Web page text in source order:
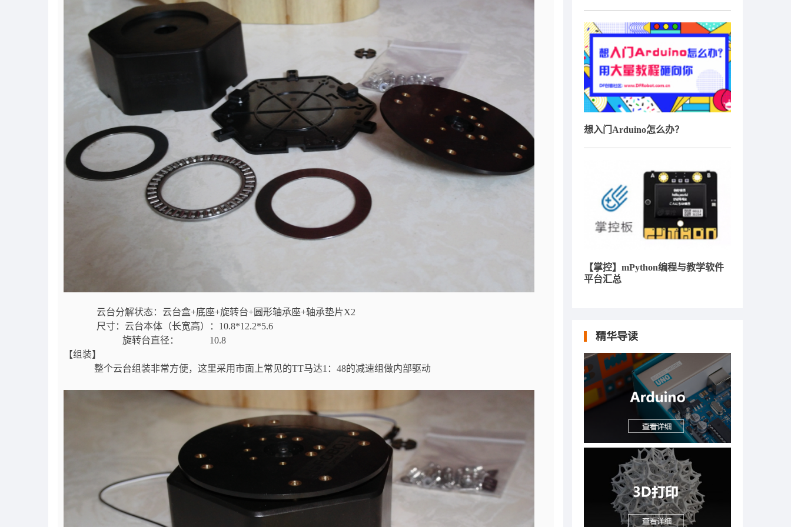
云台分解状态：云台盒+底座+旋转台+圆形轴承座+轴承垫片X2
尺寸：云台本体（长宽高）：10.8*12.2*5.6
旋转台直径： 10.8
【组装】
整个云台组装非常方便，这里采用市面上常见的TT马达1：48的减速组做内部驱动
想入门Arduino怎么办？
【掌控】mPython编程与教学软件
平台汇总
精华导读